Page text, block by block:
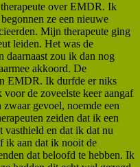
over EMDR. Ik
ze een nieuwe
Mijn therapeute ging
leiden. Het was de
daarnaast zou ik dan nog
akkoord. De
EMDR. Ik durfde er niks
de zoveelste keer aangaf
gevoel, noemde een
zeiden dat ik een
vasthield en dat ik dat nu
ik aan dat ik nooit de
dat beloofd te hebben. Ik